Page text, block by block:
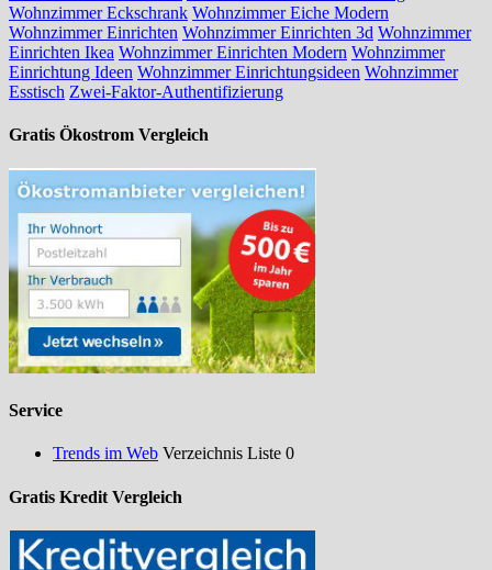
Wohnzimmer Eckschrank Wohnzimmer Eiche Modern
Wohnzimmer Einrichten Wohnzimmer Einrichten 3d Wohnzimmer
Einrichten Ikea Wohnzimmer Einrichten Modern Wohnzimmer
Einrichtung Ideen Wohnzimmer Einrichtungsideen Wohnzimmer
Esstisch Zwei-Faktor-Authentifizierung
Gratis Ökostrom Vergleich
Service
Trends im Web Verzeichnis Liste 0
Gratis Kredit Vergleich